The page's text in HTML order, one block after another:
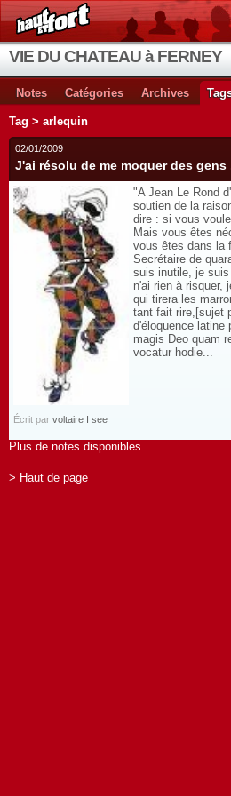
VIE DU CHATEAU à FERNEY
Notes Catégories Archives
Tag > arlequin
02/01/2009
J'ai résolu de me moquer des gens
"A Jean Le Rond
soutien de la
dire : si vous
Mais vous êtes
vous êtes dans la
Secrétaire de
suis inutile, je
n'ai rien à risquer,
qui tirera les
tant fait rire,[sujet
d'éloquence latine
magis Deo quam
vocatur hodie...
Écrit par voltaire I see
Plus de notes disponibles.
> Haut de page